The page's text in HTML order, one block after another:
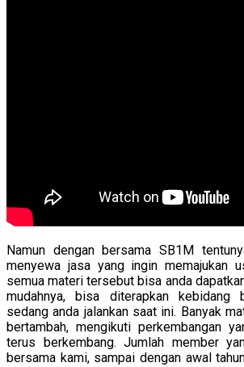
Namun dengan bersama SB1M
menyewa jasa yang ingin memajukan
semua materi tersebut bisa anda
mudahnya, bisa diterapkan kebidang
sedang anda jalankan saat ini. Banyak
bertambah, mengikuti perkembangan
terus berkembang. Jumlah member
bersama kami, sampai dengan awal